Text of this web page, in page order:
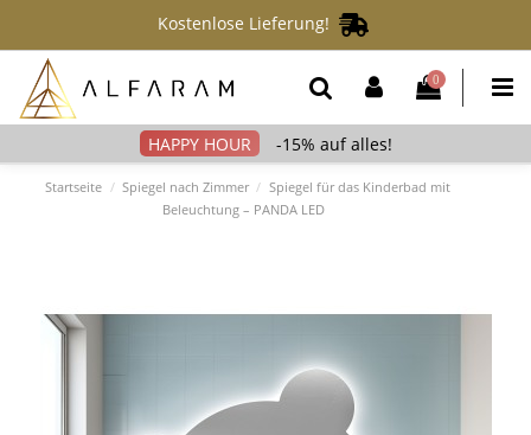
Kostenlose Lieferung!
0
-15% auf alles!
Startseite Spiegel nach Zimmer
Spiegel für das Kinderbad mit
Beleuchtung – PANDA LED